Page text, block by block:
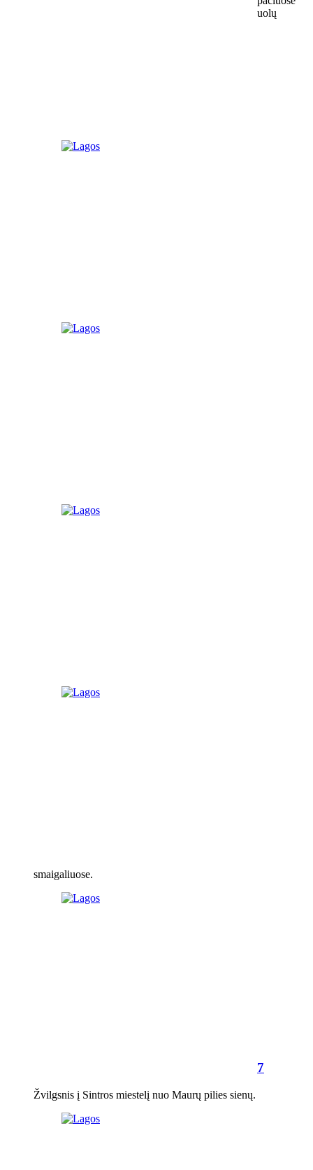
uolų
smaigaliuose.
7
Žvilgsnis į Sintros miestelį nuo Maurų pilies sienų.